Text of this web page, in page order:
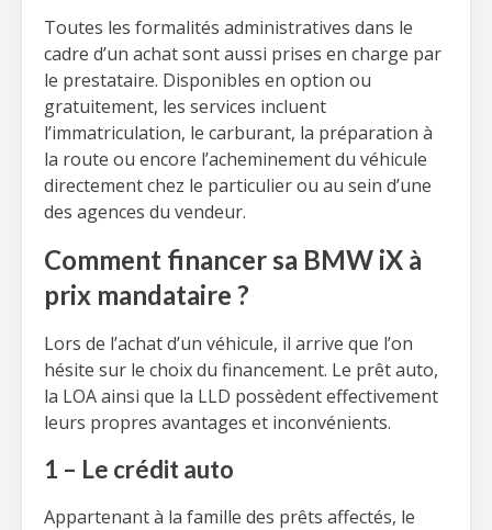
Toutes les formalités administratives dans le
cadre d’un achat sont aussi prises en charge par
le prestataire. Disponibles en option ou
gratuitement, les services incluent
l’immatriculation, le carburant, la préparation à
la route ou encore l’acheminement du véhicule
directement chez le particulier ou au sein d’une
des agences du vendeur.
Comment financer sa BMW iX à
prix mandataire ?
Lors de l’achat d’un véhicule, il arrive que l’on
hésite sur le choix du financement. Le prêt auto,
la LOA ainsi que la LLD possèdent effectivement
leurs propres avantages et inconvénients.
1 – Le crédit auto
Appartenant à la famille des prêts affectés, le